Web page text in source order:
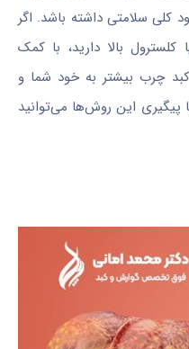
کلی سلامتی داشته باشد. اگر
بالا دارید، با کمک
چرب بیشتر به خود شما و
پیگیری این روش‌ها می‌توانید